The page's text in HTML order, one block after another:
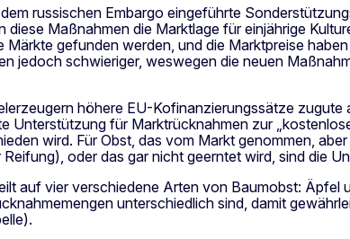
russischen Embargo eingeführte
Maßnahmen die Marktlage für einjährige
gefunden werden, und die Marktpreise
jedoch schwieriger, weswegen die neuen
höhere EU-Kofinanzierungssätze
für Marktrücknahmen zur
wird. Für Obst, das vom Markt genommen,
oder das gar nicht geerntet wird, sind die
auf vier verschiedene Arten von Baumobst:
unterschiedlich sind, damit